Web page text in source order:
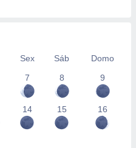
Sex Sáb
Domo
7
8 9
14 15 16